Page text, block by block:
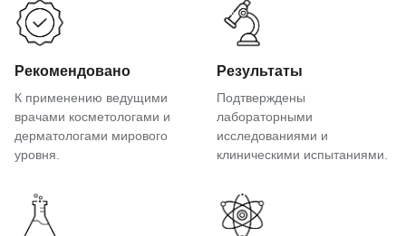
Рекомендовано
К применению ведущими
врачами косметологами и
дерматологами мирового
уровня.
Результаты
Подтверждены
лабораторными
исследованиями и
клиническими испытаниями.